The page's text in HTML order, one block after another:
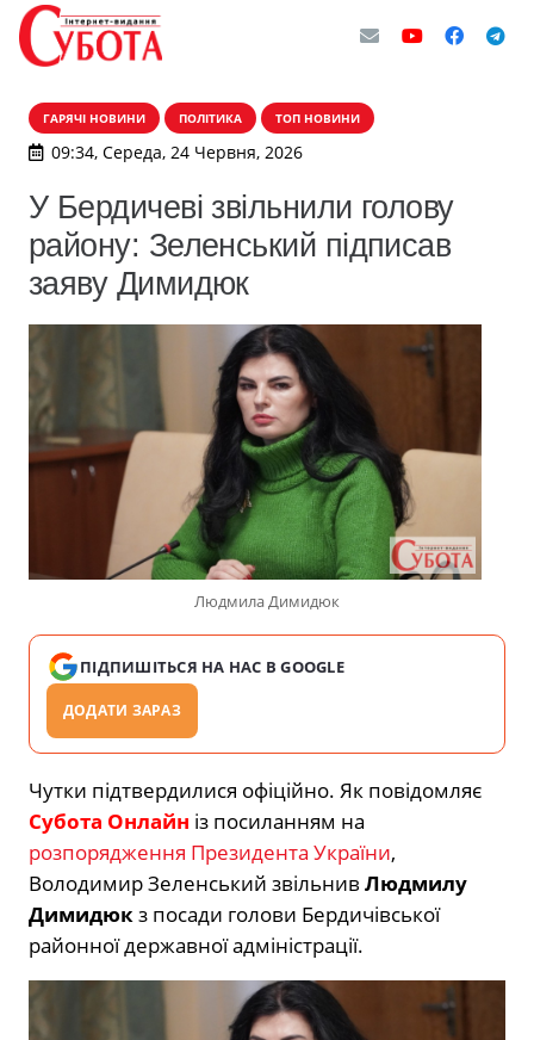
ГАРЯЧІ НОВИНИ ПОЛІТИКА ТОП НОВИНИ
09:34, Середа, 24 Червня, 2026
У Бердичеві звільнили голову
району: Зеленський підписав
заяву Димидюк
Людмила Димидюк
ПІДПИШІТЬСЯ НА НАС В GOOGLE
ДОДАТИ ЗАРАЗ
Чутки підтвердилися офіційно. Як повідомляє
Субота Онлайн із посиланням на
розпорядження Президента України,
Володимир Зеленський звільнив Людмилу
Димидюкз посади голови Бердичівської
районної державної адміністрації.